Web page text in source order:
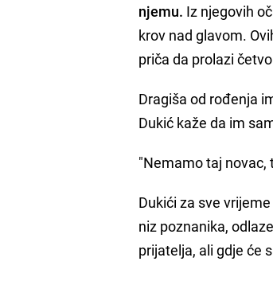
njemu. Iz njegovih
krov nad glavom.
priča da prolazi
Dragiša od rođenja
Dukić kaže da im
"Nemamo taj novac,
Dukići za sve
niz poznanika,
prijatelja, ali gdje će